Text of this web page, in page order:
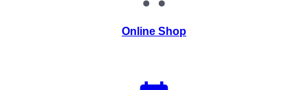
Online Shop